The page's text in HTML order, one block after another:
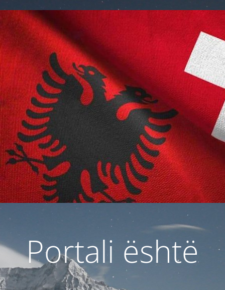
Portali është